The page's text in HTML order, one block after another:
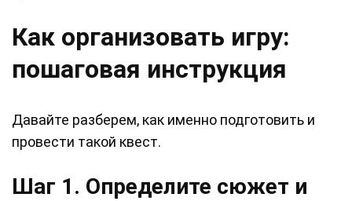
Как организовать игру:
пошаговая инструкция
Давайте разберем, как именно подготовить и
провести такой квест.
Шаг 1. Определите сюжет и